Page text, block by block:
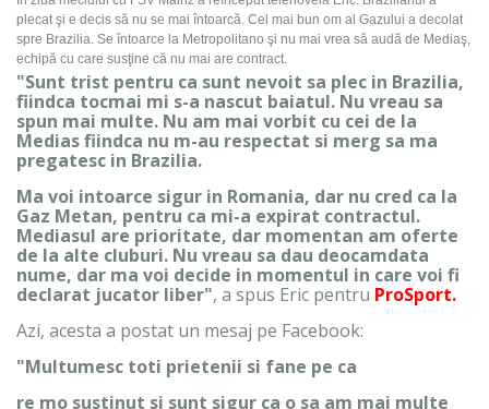
plecat şi e decis să nu se mai întoarcă. Cel mai bun om al Gazului a decolat
spre Brazilia. Se întoarce la Metropolitano şi nu mai vrea să audă de Mediaş,
echipă cu care susţine că nu mai are contract.
"Sunt trist pentru ca sunt nevoit sa plec in Brazilia,
fiindca tocmai mi s-a nascut baiatul. Nu vreau sa
spun mai multe. Nu am mai vorbit cu cei de la
Medias fiindca nu m-au respectat si merg sa ma
pregatesc in Brazilia.
Ma voi intoarce sigur in Romania, dar nu cred ca la
Gaz Metan, pentru ca mi-a expirat contractul.
Mediasul are prioritate, dar momentan am oferte
de la alte cluburi. Nu vreau sa dau deocamdata
nume, dar ma voi decide in momentul in care voi fi
declarat jucator liber", a spus Eric pentru ProSport.
Azi, acesta a postat un mesaj pe Facebook:
"Multumesc toti prietenii si fane pe ca
re mo sustinut si sunt sigur ca o sa am mai multe